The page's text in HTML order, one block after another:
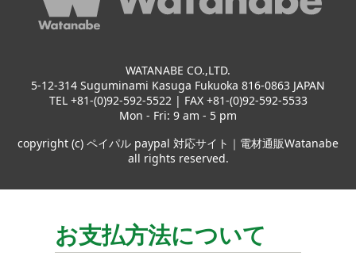
WATANABE CO.,LTD.
5-12-314 Suguminami Kasuga Fukuoka 816-0863 JAPAN
TEL +81-(0)92-592-5522 | FAX +81-(0)92-592-5533
Mon - Fri: 9 am - 5 pm
copyright (c) ペイパル paypal 対応サイト｜電材通販Watanabe
all rights reserved.
お支払方法について